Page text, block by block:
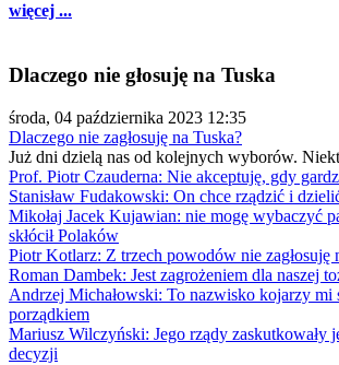
więcej ...
Dlaczego nie głosuję na Tuska
środa, 04 października 2023 12:35
Dlaczego nie zagłosuję na Tuska?
Już dni dzielą nas od kolejnych wyborów.
Prof. Piotr Czauderna: Nie akceptuję, gdy
Stanisław Fudakowski: On chce rządzić i
Mikołaj Jacek Kujawian: nie mogę wybaczyć
skłócił Polaków
Piotr Kotlarz: Z trzech powodów nie zagłosuję
Roman Dambek: Jest zagrożeniem dla naszej
Andrzej Michałowski: To nazwisko kojarzy mi
porządkiem
Mariusz Wilczyński: Jego rządy zaskutkowały
decyzji